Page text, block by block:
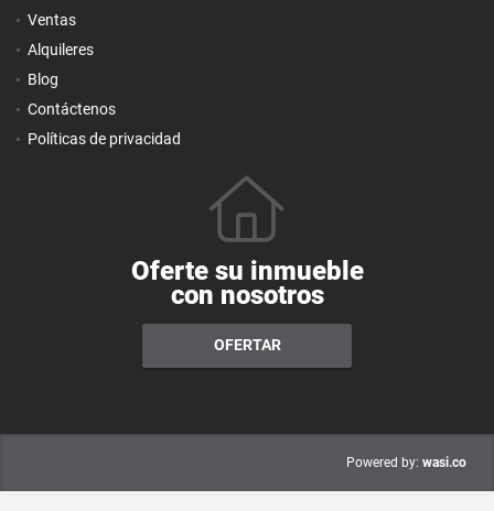
Ventas
Alquileres
Blog
Contáctenos
Políticas de privacidad
Oferte su inmueble
con nosotros
OFERTAR
Powered by: wasi.co